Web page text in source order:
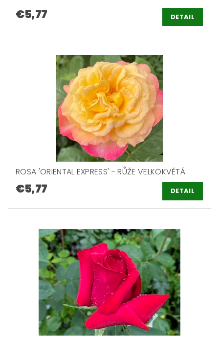
€5,77 DETAIL
ROSA 'ORIENTAL EXPRESS' - RŮŽE VELKOKVĚTÁ
€5,77 DETAIL